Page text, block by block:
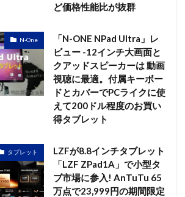
ど価格性能比が抜群
N-One
「N-ONE NPad Ultra」レ
ビュー -12インチ大画面と
クアッドスピーカーは 動画
視聴に最適。付属キーボー
ドとカバーでPCライクに使
えて200ドル程度のお買い
得タブレット
タブレット
LZFが8.8インチタブレット
「LZF ZPad1A」で小型タ
ブ市場に参入! AnTuTu 65
万点で23,999円の期間限定